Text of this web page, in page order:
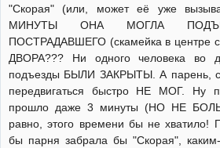
"Скорая" (или, может её уже
МИНУТЫ ОНА МОГЛА
ПОСТРАДАВШЕГО (скамейка в центре
ДВОРА??? Ни одного человека
подъезды БЫЛИ ЗАКРЫТЫ. А парень,
передвигаться быстро НЕ МОГ. Ну
прошло даже 3 минуты (НО НЕ
равно, этого времени бы не хватило!
бы парня забрала бы "Скорая",